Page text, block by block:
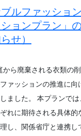
ブルファッショ
ョンプラン」
せ）
ら廃棄される衣類の削
ファッションの推進に
ました。 本プランで
れに期待される具体的
し、関係省庁と連携し